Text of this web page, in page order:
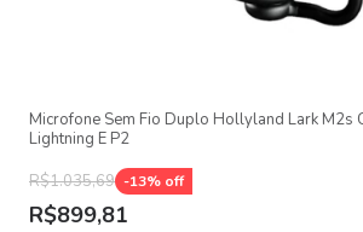
Microfone Sem Fio Duplo Hollyland Lark M2s
Lightning E P2
R$1.035,69 -13% off
R$899,81